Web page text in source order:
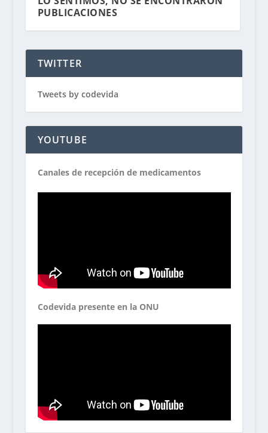
PUBLICACIONES
TWITTER
Tweets by codevida
YOUTUBE
Canales de recepción de medicamentos
Codevida presente en la ONU